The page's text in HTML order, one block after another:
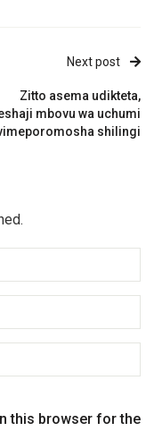
Next post
Zitto asema udikteta,
mbovu wa uchumi
shilingi
this browser for the